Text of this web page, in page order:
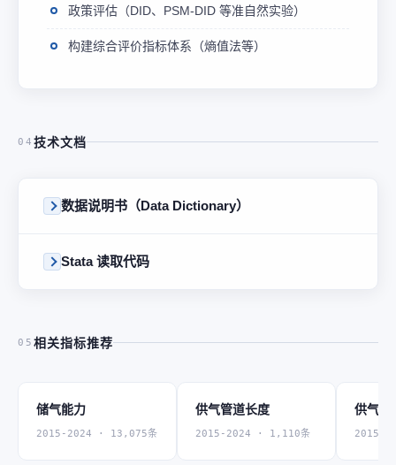
政策评估（DID、PSM-DID 等准自然实验）
构建综合评价指标体系（熵值法等）
04 技术文档
数据说明书（Data Dictionary）
Stata 读取代码
05 相关指标推荐
储气能力
2015-2024 · 13,075条
供气管道长度
2015-2024 · 1,110条
供气总
2015-